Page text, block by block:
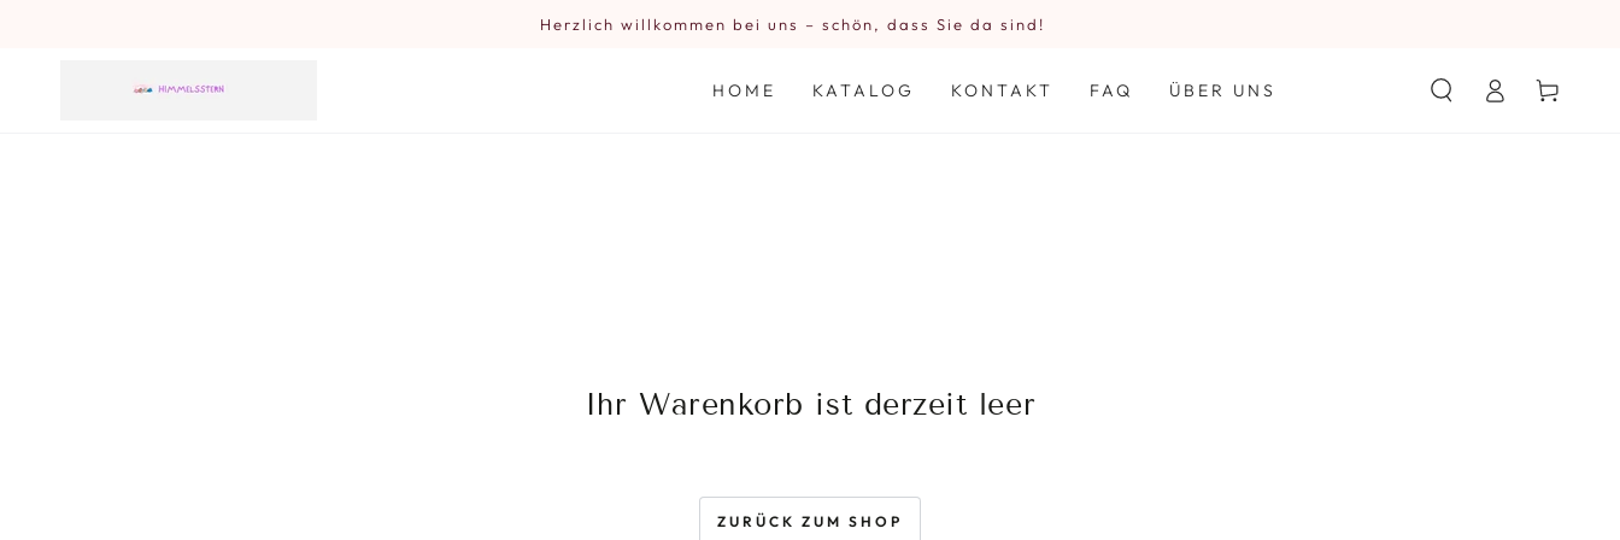
Herzlich willkommen bei uns – schön, dass Sie da sind!
HOME KATALOG KONTAKT FAQ ÜBER UNS EinloggenWarenkorb
Ihr Warenkorb ist derzeit leer
ZURÜCK ZUM SHOP